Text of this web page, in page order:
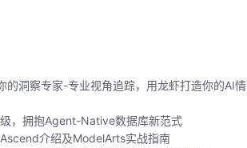
的洞察专家-专业视角追踪，用龙虾打造你的AI情
，拥抱Agent-Native数据库新范式
介绍及ModelArts实战指南